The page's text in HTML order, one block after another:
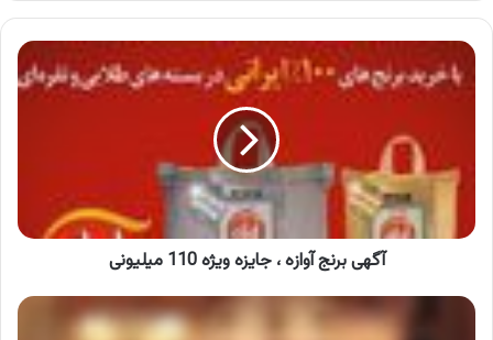
آگهی
برنج
آوازه
ویژه
110
آگهی برنج آوازه ، جایزه ویژه 110 میلیونی
آگهی